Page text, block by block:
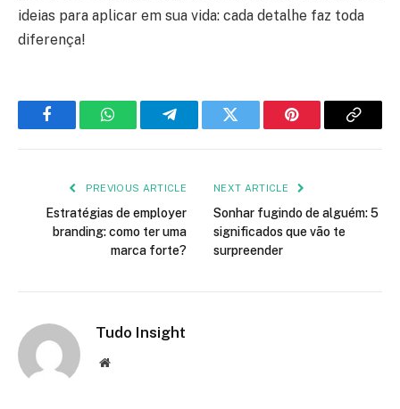
ideias para aplicar em sua vida: cada detalhe faz toda
diferença!
FacebookWhatsAppTelegramTwitter Pinterest Copy
PREVIOUS ARTICLE
Estratégias de employer
branding: como ter uma
marca forte?
NEXT ARTICLE
Sonhar fugindo de alguém: 5
significados que vão te
surpreender
Tudo Insight
Website